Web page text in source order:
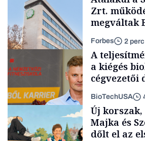
Társadalom
Zrt.
megváltak
cégétől
Forbes 2 perc
A
a kiégés
cégvezetői
BioTechUSA
Új
Majka és
dőlt el az